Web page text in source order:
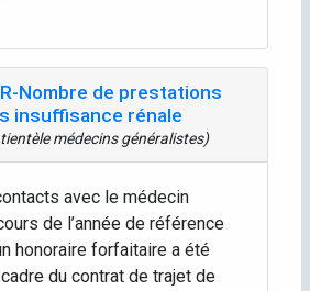
Nombre de prestations
insuffisance rénale
médecins généralistes)
avec le médecin
de l’année de référence
honoraire forfaitaire a été
du contrat de trajet de